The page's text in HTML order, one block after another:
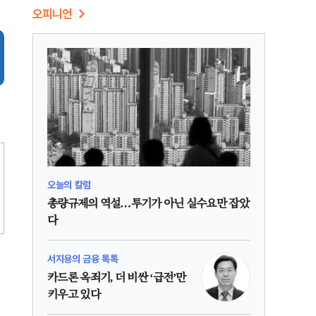
오피니언
오늘의 칼럼
총량규제의 역설…투기가 아닌 실수요만 잡았
다
서지용의 금융 톡톡
카드론 옥죄기, 더 비싼 ‘급전’만
키우고 있다